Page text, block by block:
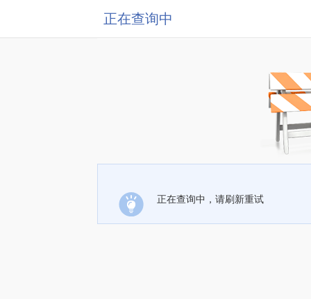
正在查询中
正在查询中，请刷新重试